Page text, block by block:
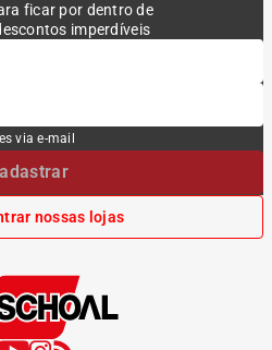
ficar por dentro de
imperdíveis
via e-mail
nossas lojas